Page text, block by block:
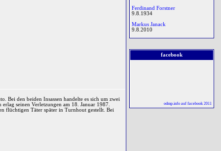
Bei den beiden Insassen handelte es sich um zwei
seinen Verletzungen am 18. Januar 1987.
flüchtigen Täter später in Turnhout gestellt. Bei
Paul Anlauf
Ferdinand Forstner
9.8.1934
Markus Janack
9.8.2010
Anthony Wright
9.8.1931
Norbert Schmidt
9.8.2018
facebook
odmp.info auf facebook 2011